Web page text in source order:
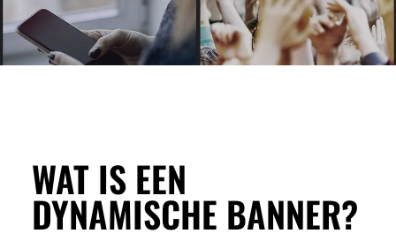
WAT IS EEN
DYNAMISCHE BANNER?